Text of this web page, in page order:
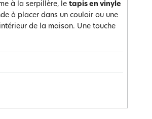
à la serpillère, le tapis en vinyle
à placer dans un couloir ou une
de la maison. Une touche